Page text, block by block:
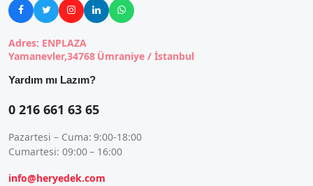
    
Adres: ENPLAZA
Yamanevler,34768 Ümraniye / İstanbul
Yardım mı Lazım?
0 216 661 63 65
Pazartesi – Cuma: 9:00-18:00
Cumartesi: 09:00 – 16:00
info@heryedek.com